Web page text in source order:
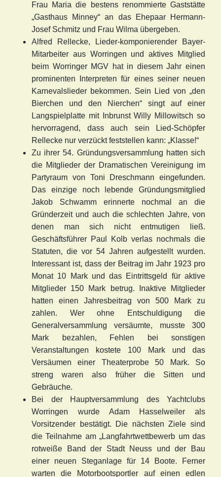
Frau Maria die bestens renommierte Gaststätte
„Gasthaus Minney“ an das Ehepaar Hermann-
Josef Schmitz und Frau Wilma übergeben.
Alfred Rellecke, Lieder-komponierender Bayer-
Mitarbeiter aus Worringen und aktives Mitglied
beim Worringer MGV hat in diesem Jahr einen
prominenten Interpreten für eines seiner neuen
Karnevalslieder bekommen. Sein Lied von „den
Bierchen und den Nierchen“ singt auf einer
Langspielplatte mit Inbrunst Willy Millowitsch so
hervorragend, dass auch sein Lied-Schöpfer
Rellecke nur verzückt feststellen kann: „Klasse!“
Zu ihrer 54. Gründungsversammlung hatten sich
die Mitglieder der Dramatischen Vereinigung im
Partyraum von Toni Dreschmann eingefunden.
Das einzige noch lebende Gründungsmitglied
Jakob Schwamm erinnerte nochmal an die
Gründerzeit und auch die schlechten Jahre, von
denen man sich nicht entmutigen ließ.
Geschäftsführer Paul Kolb verlas nochmals die
Statuten, die vor 54 Jahren aufgestellt wurden.
Interessant ist, dass der Beitrag im Jahr 1923 pro
Monat 10 Mark und das Eintrittsgeld für aktive
Mitglieder 150 Mark betrug. Inaktive Mitglieder
hatten einen Jahresbeitrag von 500 Mark zu
zahlen. Wer ohne Entschuldigung die
Generalversammlung versäumte, musste 300
Mark bezahlen, Fehlen bei sonstigen
Veranstaltungen kostete 100 Mark und das
Versäumen einer Theaterprobe 50 Mark. So
streng waren also früher die Sitten und
Gebräuche.
Bei der Hauptversammlung des Yachtclubs
Worringen wurde Adam Hasselweiler als
Vorsitzender bestätigt. Die nächsten Ziele sind
die Teilnahme am „Langfahrtwettbewerb um das
rotweiße Band der Stadt Neuss und der Bau
einer neuen Steganlage für 14 Boote. Ferner
warten die Motorbootsportler auf einen edlen